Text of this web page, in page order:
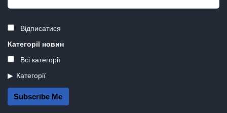
Відписатися
Категорії новин
Всі категорії
Категорії
Subscribe Me